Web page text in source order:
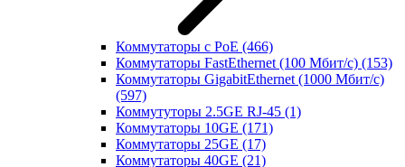
Коммутаторы с PoE (466)
Коммутаторы FastEthernet (100 Мбит/с) (153)
Коммутаторы GigabitEthernet (1000 Мбит/с)
(597)
Коммутуторы 2.5GE RJ-45 (1)
Коммутаторы 10GE (171)
Коммутаторы 25GE (17)
Коммутаторы 40GE (21)